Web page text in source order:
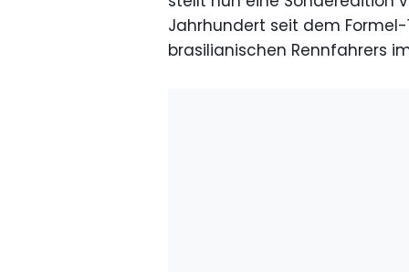
Jahrhundert seit dem
brasilianischen Rennfahrers